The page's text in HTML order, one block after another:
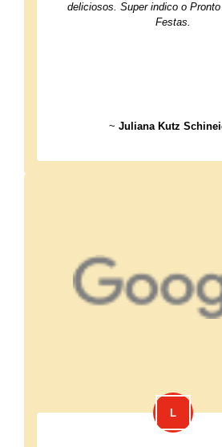
deliciosos. Super indico o
Festas.
~ Juliana Kutz